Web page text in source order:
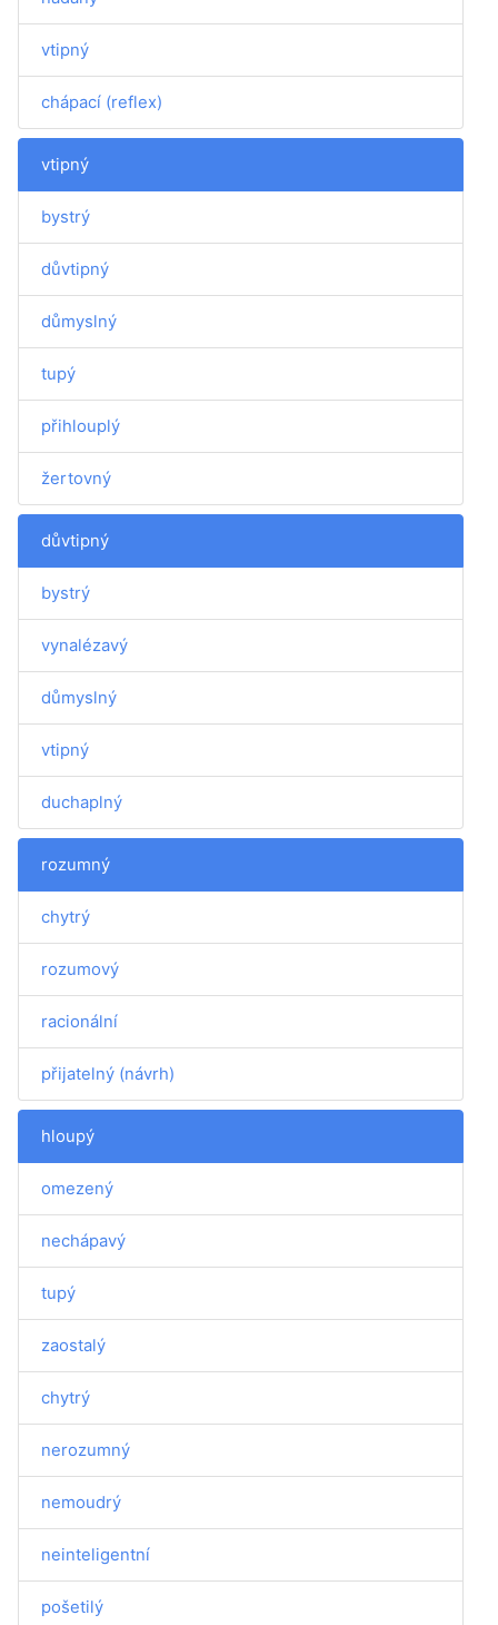
vtipný
chápací (reflex)
vtipný
bystrý
důvtipný
důmyslný
tupý
přihlouplý
žertovný
důvtipný
bystrý
vynalézavý
důmyslný
vtipný
duchaplný
rozumný
chytrý
rozumový
racionální
přijatelný (návrh)
hloupý
omezený
nechápavý
tupý
zaostalý
chytrý
nerozumný
nemoudrý
neinteligentní
pošetilý